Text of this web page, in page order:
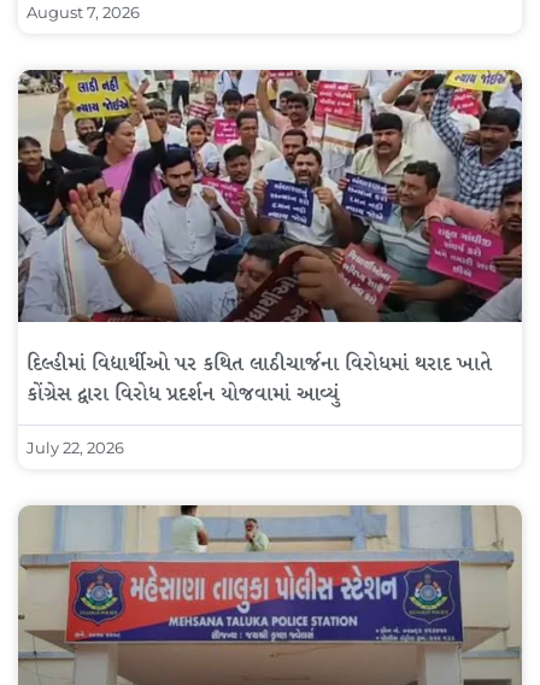
August 7, 2026
દિલ્હીમાં વિદ્યાર્થીઓ પર કથિત લાઠીચાર્જના વિરોધમાં થરાદ ખાતે
કોંગ્રેસ દ્વારા વિરોધ પ્રદર્શન યોજવામાં આવ્યું
July 22, 2026